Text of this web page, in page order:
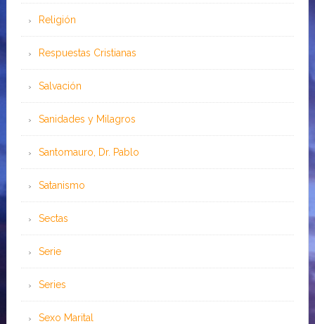
Religión
Respuestas Cristianas
Salvación
Sanidades y Milagros
Santomauro, Dr. Pablo
Satanismo
Sectas
Serie
Series
Sexo Marital